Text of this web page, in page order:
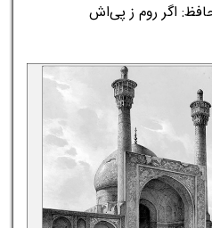
دیوان حافظ: اگر روم ز پی‌اش